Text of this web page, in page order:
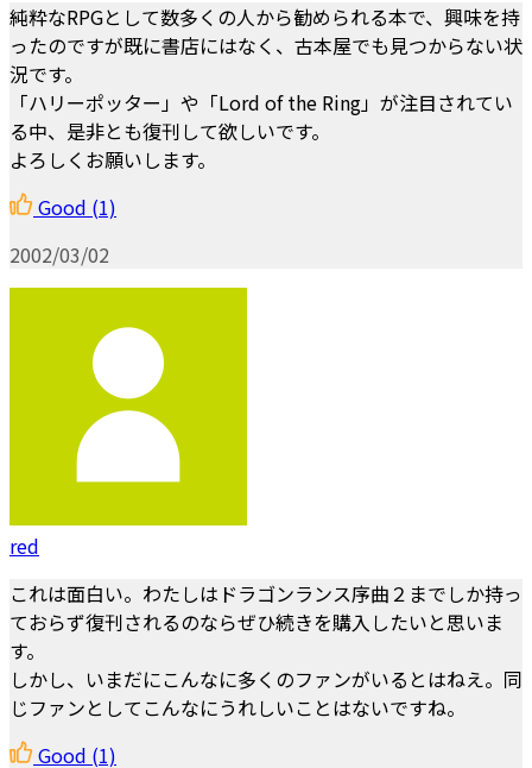
純粋なRPGとして数多くの人から勧められる本で、興味を持
ったのですが既に書店にはなく、古本屋でも見つからない状
況です。
「ハリーポッター」や「Lord of the Ring」が注目されてい
る中、是非とも復刊して欲しいです。
よろしくお願いします。
Good (1)
2002/03/02
red
これは面白い。わたしはドラゴンランス序曲２までしか持っ
ておらず復刊されるのならぜひ続きを購入したいと思いま
す。
しかし、いまだにこんなに多くのファンがいるとはねえ。同
じファンとしてこんなにうれしいことはないですね。
Good (1)